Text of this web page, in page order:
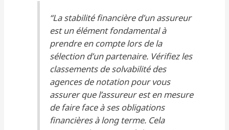
“La stabilité financière d’un assureur
est un élément fondamental à
prendre en compte lors de la
sélection d’un partenaire. Vérifiez les
classements de solvabilité des
agences de notation pour vous
assurer que l’assureur est en mesure
de faire face à ses obligations
financières à long terme. Cela